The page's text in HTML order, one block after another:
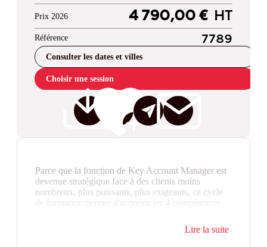
Prix 2026 4 790,00 € HT
Référence 7789
Consulter les dates et villes
Choisir une session
Parce que la fonction de Key Account Manager est
devenue stratégique face à des clients moins
nombreux, plus puissants, plus exigeants, ce cycle
de formation permet d'acquérir les 4 compétences
partner, entrepreneur, négociateur et leader.
Lire la suite